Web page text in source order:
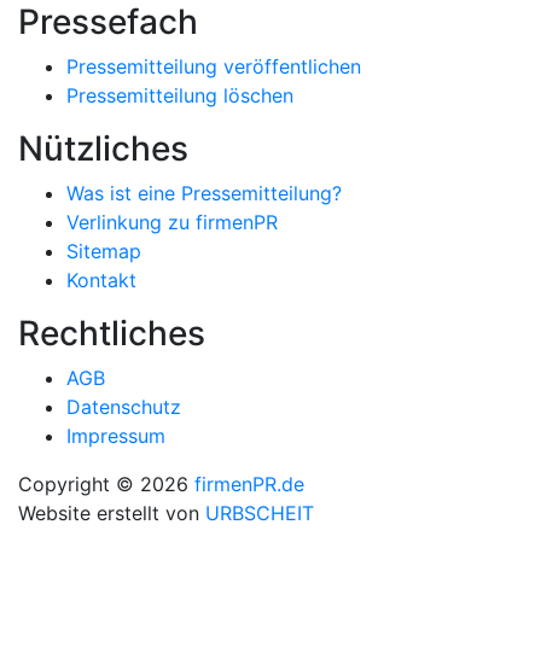
Pressefach
Pressemitteilung veröffentlichen
Pressemitteilung löschen
Nützliches
Was ist eine Pressemitteilung?
Verlinkung zu firmenPR
Sitemap
Kontakt
Rechtliches
AGB
Datenschutz
Impressum
Copyright © 2026 firmenPR.de
Website erstellt von URBSCHEIT